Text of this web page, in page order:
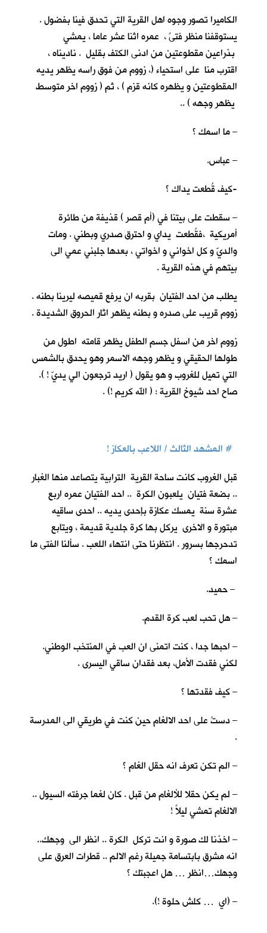
الكاميرا تصور وجوه اهل القرية التي تحدق فينا بفضول .
يستوقفنا منظر فتىً ، عمره اثنا عشر عاما ، يمشي
بذراعين مقطوعتين من ادنى الكتف بقليل . ناديناه ،
اقترب منا على استحياء (، زووم من فوق راسه يظهر يديه
المقطوعتين و يظهره كانه قزم ) ، ثم ( زووم اخر متوسط
يظهر وجهه ) ..
– ما اسمك ؟
– عباس.
-كيف قُطعت يداك ؟
– سقطت على بيتنا في (أم قصر ) قذيفة من طائرة
أمريكية ،فقُطعت يداي و احترق صدري وبطني . ومات
والديّ و كل اخواني و اخواتي ، بعدها جلبني عمي الى
بيتهم في هذه القرية .
يطلب من احد الفتيان بقربه ان يرفع قميصه ليرينا بطنه .
زووم قريب على صدره و بطنه يظهر اثار الحروق الشديدة .
زووم اخر من اسفل جسم الطفل يظهر قامته اطول من
طولها الحقيقي و يظهر وجهه الاسمر وهو يحدق بالشمس
التي تميل للغروب و هو يقول ( اريد ترجعون الي يديّ ! ).
صاح احد شيوخ القرية : ( الله كريم !) .
# المشهد الثالث / اللاعب بالعكاز !
قبل الغروب كانت ساحة القرية الترابية يتصاعد منها الغبار
.. بضعة فتيان يلعبون الكرة .. احد الفتيان عمره اربع
عشرة سنة يمسك عكازة بإحدى يديه .. احدى ساقيه
مبتورة و الاخرى يركل بها كرة جلدية قديمة ، ويتابع
تدحرجها بسرور . انتظرنا حتى انتهاء اللعب . سألنا الفتى ما
اسمك ؟
– حميد.
– هل تحب لعب كرة القدم.
– احبها جدا ، كنت اتمنى ان العب في المنتخب الوطني.
لكني فقدت الأمل، بعد فقدان ساقي اليسرى .
– كيف فقدتها ؟
– دستُ على احد الالغام حين كنت في طريقي الى المدرسة
.
– الم تكن تعرف انه حقل الغام ؟
– لم يكن حقلا للألغام من قبل . كان لغما جرفته السيول ..
الالغام تمشي ليلاً !
– اخذنا لك صورة و انت تركل الكرة .. انظر الى وجهك..
انه مشرق بابتسامة جميلة رغم الالم .. قطرات العرق على
وجهك…انظر … هل اعجبتك ؟
– (اي … كلش حلوة !).